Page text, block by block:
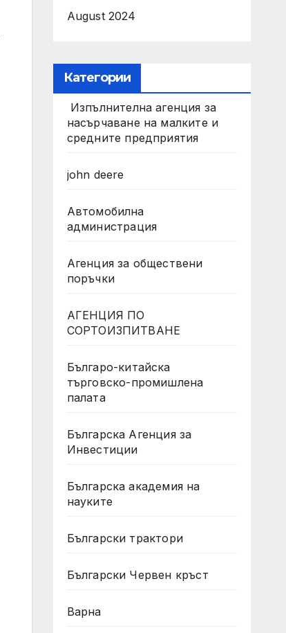
August 2024
Категории
Изпълнителна агенция за
насърчаване на малките и
средните предприятия
john deere
Автомобилна
администрация
Агенция за обществени
поръчки
АГЕНЦИЯ ПО
СОРТОИЗПИТВАНЕ
Българо-китайска
търговско-промишлена
палата
Българска Агенция за
Инвестиции
Българска академия на
науките
Български трактори
Български Червен кръст
Варна